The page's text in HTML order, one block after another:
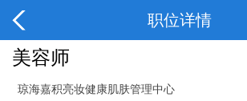
职位详情
美容师
琼海嘉积亮妆健康肌肤管理中心